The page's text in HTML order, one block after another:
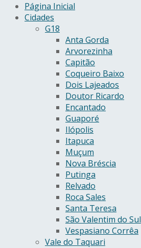
Página Inicial
Cidades
G18
Anta Gorda
Arvorezinha
Capitão
Coqueiro Baixo
Dois Lajeados
Doutor Ricardo
Encantado
Guaporé
Ilópolis
Itapuca
Muçum
Nova Bréscia
Putinga
Relvado
Roca Sales
Santa Teresa
São Valentim do Sul
Vespasiano Corrêa
Vale do Taquari